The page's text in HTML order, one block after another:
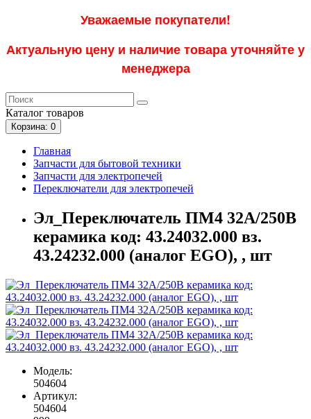
Уважаемые покупатели!
Актуальную цену и наличие товара уточняйте у
менеджера
Каталог товаров
Корзина: 0
Главная
Запчасти для бытовой техники
Запчасти для электропечей
Переключатели для электропечей
Эл_Переключатель ПМ4 32А/250В
керамика код: 43.24032.000 вз.
43.24232.000 (аналог EGO), , шт
Модель:
504604
Артикул:
504604